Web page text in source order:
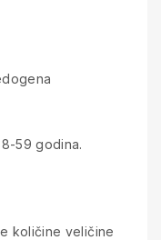
59 godina.
količine veličine